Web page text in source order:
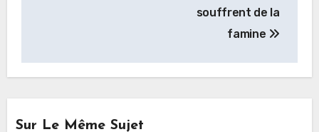
souffrent de la
famine
Sur Le Même Sujet